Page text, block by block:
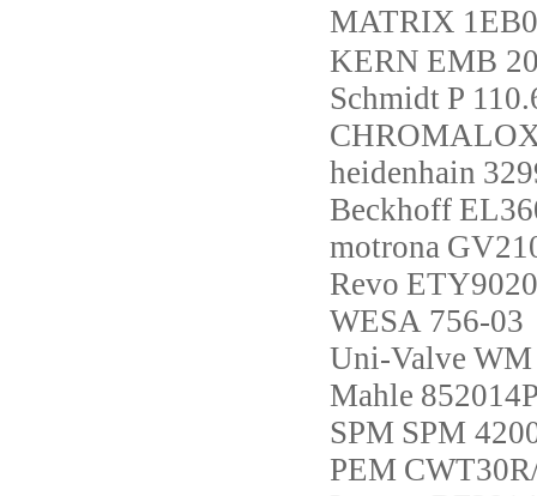
MATRIX
KERN EMB
Schmidt P
heidenhain
Beckhoff
motrona
Revo
WESA 756-03
Uni-Valve WM
Mahle
SPM SPM
PEM